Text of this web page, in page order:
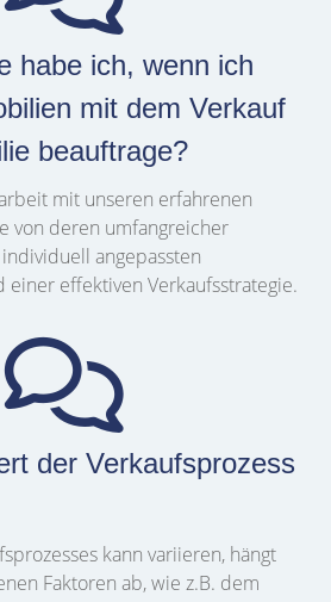
habe ich, wenn ich
mit dem Verkauf
beauftrage?
mit unseren erfahrenen
von deren umfangreicher
angepassten
einer effektiven Verkaufsstrategie.
der Verkaufsprozess
kann variieren, hängt
Faktoren ab, wie z.B. dem